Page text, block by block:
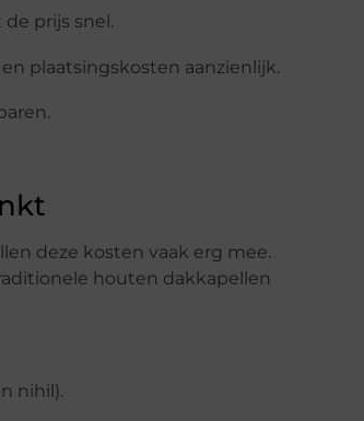
prijs snel.
plaatsingskosten aanzienlijk.
deze kosten vaak erg mee.
houten dakkapellen
nihil).